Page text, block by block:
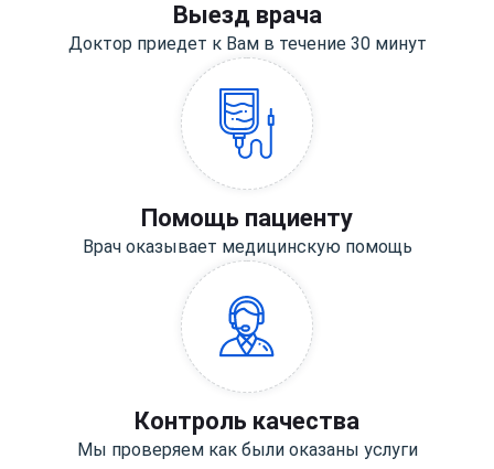
Выезд врача
Доктор приедет к Вам в течение 30 минут
Помощь пациенту
Врач оказывает медицинскую помощь
Контроль качества
Мы проверяем как были оказаны услуги